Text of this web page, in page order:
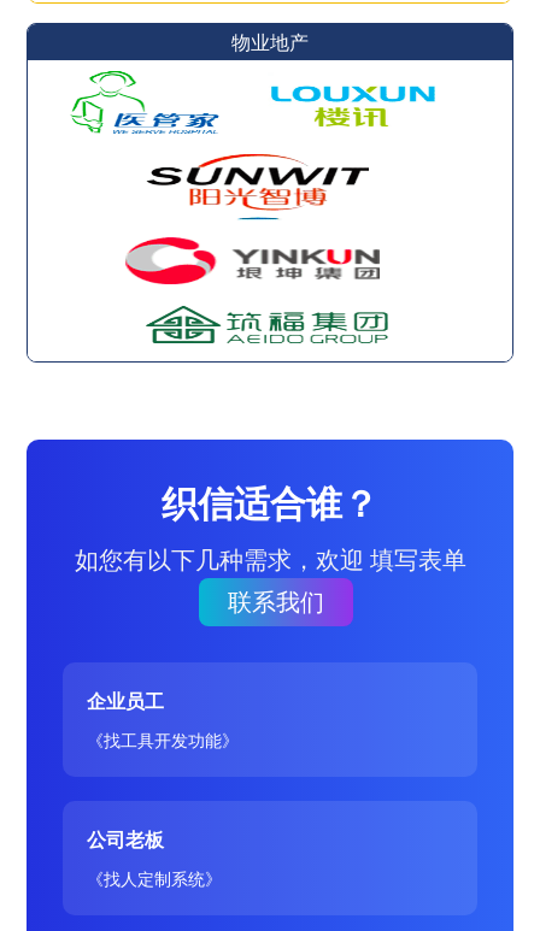
物业地产
织信适合谁？
如您有以下几种需求，欢迎 填写表单
联系我们
企业员工
《找工具开发功能》
公司老板
《找人定制系统》